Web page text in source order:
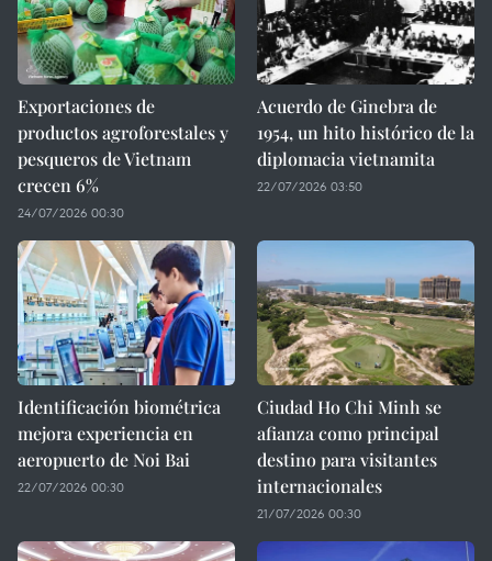
Exportaciones de
productos agroforestales y
pesqueros de Vietnam
crecen 6%
24/07/2026 00:30
Acuerdo de Ginebra de
1954, un hito histórico de la
diplomacia vietnamita
22/07/2026 03:50
Identificación biométrica
mejora experiencia en
aeropuerto de Noi Bai
22/07/2026 00:30
Ciudad Ho Chi Minh se
afianza como principal
destino para visitantes
internacionales
21/07/2026 00:30